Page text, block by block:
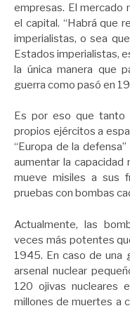
empresas. El mercado
el capital. “Habrá que
imperialistas, o sea
Estados imperialistas,
la única manera que
guerra como pasó en
Es por eso que tanto
propios ejércitos a
“Europa de la
aumentar la capacidad
mueve misiles a sus
pruebas con bombas
Actualmente, las
veces más potentes
1945. En caso de una
arsenal nuclear
120 ojivas nucleares
millones de muertes a